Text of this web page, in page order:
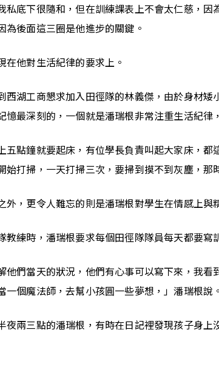
私底下很隨和，但在訓練課表上不會太仁慈，
為後面這三圈是他進步的關鍵。
在他對生活紀律的要求上。
西湖工商懇求加入田徑隊的林義傑，由於身材
憶最深刻的，一個就是潘瑞根非常注重生活紀
五點鐘就要起床，有位學長負責叫起大家床，
始打掃，一天打掃三次，要掃到摸不到灰塵，那
外，更令人難忘的則是潘瑞根對學生在情感上與
教練時，潘瑞根要求每個田徑隊隊員每天都要寫
他們當天的狀況，他們有心事可以寫下來，我
一個魔法師，去幫小孩圓一些夢想，」潘瑞根說。
夜兩三點的潘瑞根，有時在日記裡發現孩子身